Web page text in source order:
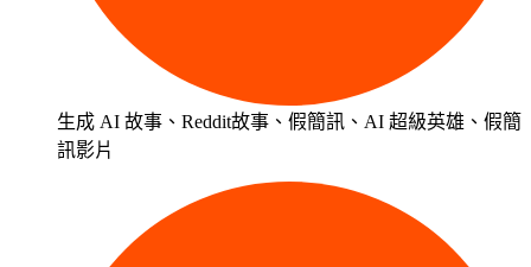
生成 AI 故事 、 Reddit故事 、假簡訊、AI 超級英雄、假簡
訊影片